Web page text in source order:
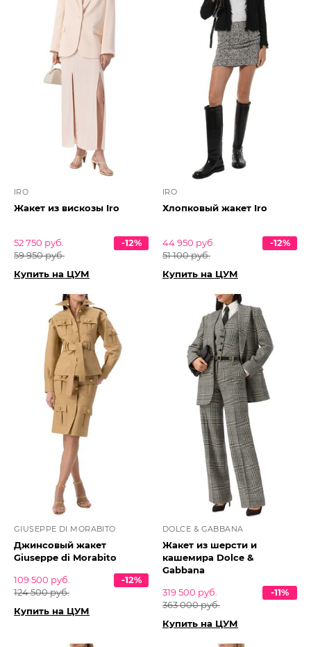
IRO
Жакет из вискозы Iro
52 750 руб.
59 950 руб.
-12%
Купить на ЦУМ
IRO
Хлопковый жакет Iro
44 950 руб.
51 100 руб.
-12%
Купить на ЦУМ
GIUSEPPE DI MORABITO
Джинсовый жакет
Giuseppe di Morabito
109 500 руб.
124 500 руб.
-12%
Купить на ЦУМ
DOLCE & GABBANA
Жакет из шерсти и
кашемира Dolce &
Gabbana
319 500 руб.
363 000 руб.
-11%
Купить на ЦУМ